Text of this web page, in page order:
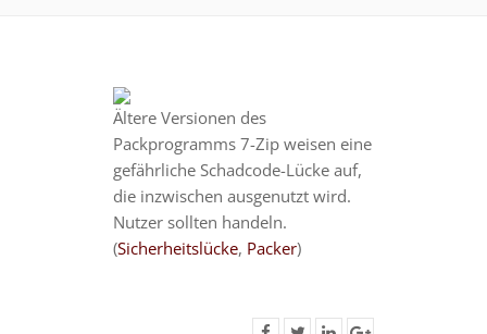
Ältere Versionen des
Packprogramms 7-Zip weisen eine
gefährliche Schadcode-Lücke auf,
die inzwischen ausgenutzt wird.
Nutzer sollten handeln.
(Sicherheitslücke, Packer)